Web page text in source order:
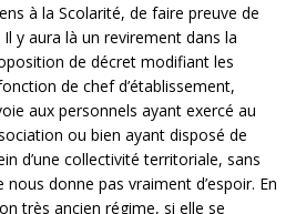
à la Scolarité, de faire preuve de
y aura là un revirement dans la
de décret modifiant les
de chef d’établissement,
aux personnels ayant exercé au
ou bien ayant disposé de
d’une collectivité territoriale, sans
donne pas vraiment d’espoir. En
très ancien régime, si elle se